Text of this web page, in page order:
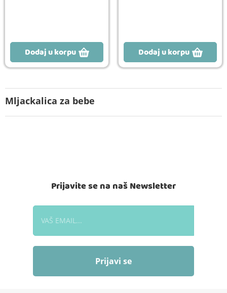
Mljackalica za bebe
Dodaj u korpu Dodaj u korpu
Prijavite se na naš Newsletter
Prijavi se